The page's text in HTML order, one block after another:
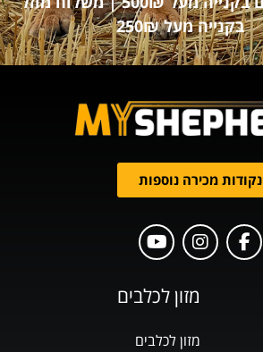
בקנייה מעל 250₪
מזון לכלבים
מזון לכלבים
נקודות מכירה נוספות